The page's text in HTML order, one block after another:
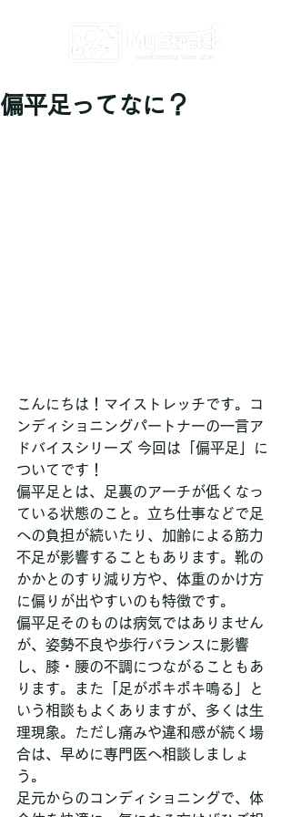
偏平足ってなに？
こんにちは！マイストレッチです。コ
ンディショニングパートナーの一言ア
ドバイスシリーズ 今回は「偏平足」に
ついてです！
偏平足とは、足裏のアーチが低くなっ
ている状態のこと。立ち仕事などで足
への負担が続いたり、加齢による筋力
不足が影響することもあります。靴の
かかとのすり減り方や、体重のかけ方
に偏りが出やすいのも特徴です。
偏平足そのものは病気ではありません
が、姿勢不良や歩行バランスに影響
し、膝・腰の不調につながることもあ
ります。また「足がポキポキ鳴る」と
いう相談もよくありますが、多くは生
理現象。ただし痛みや違和感が続く場
合は、早めに専門医へ相談しましょ
う。
足元からのコンディショニングで、体